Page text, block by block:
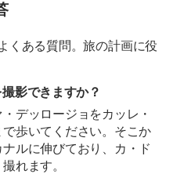
くある質問。旅の計画に役
影できますか？
デッロージョをカッレ・
歩いてください。そこか
ルに伸びており、カ・ド
れます。